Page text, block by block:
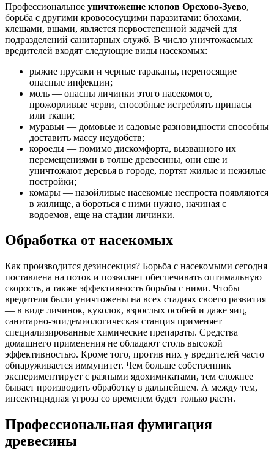
Профессиональное уничтожение клопов Орехово-Зуево,
борьба с другими кровососущими паразитами: блохами,
клещами, вшами, является первостепенной задачей для
подразделений санитарных служб. В число уничтожаемых
вредителей входят следующие виды насекомых:
рыжие прусаки и черные тараканы, переносящие
опасные инфекции;
моль — опасны личинки этого насекомого,
прожорливые черви, способные истреблять припасы
или ткани;
муравьи — домовые и садовые разновидности способны
доставить массу неудобств;
короеды — помимо дискомфорта, вызванного их
перемещениями в толще древесины, они еще и
уничтожают деревья в городе, портят жилые и нежилые
постройки;
комары — назойливые насекомые неспроста появляются
в жилище, а бороться с ними нужно, начиная с
водоемов, еще на стадии личинки.
Обработка от насекомых
Как производится дезинсекция? Борьба с насекомыми сегодня
поставлена на поток и позволяет обеспечивать оптимальную
скорость, а также эффективность борьбы с ними. Чтобы
вредители были уничтожены на всех стадиях своего развития
— в виде личинок, куколок, взрослых особей и даже яиц,
санитарно-эпидемиологическая станция применяет
специализированные химические препараты. Средства
домашнего применения не обладают столь высокой
эффективностью. Кроме того, против них у вредителей часто
обнаруживается иммунитет. Чем больше собственник
экспериментирует с разными ядохимикатами, тем сложнее
бывает производить обработку в дальнейшем. А между тем,
инсектицидная угроза со временем будет только расти.
Профессиональная фумигация
древесины